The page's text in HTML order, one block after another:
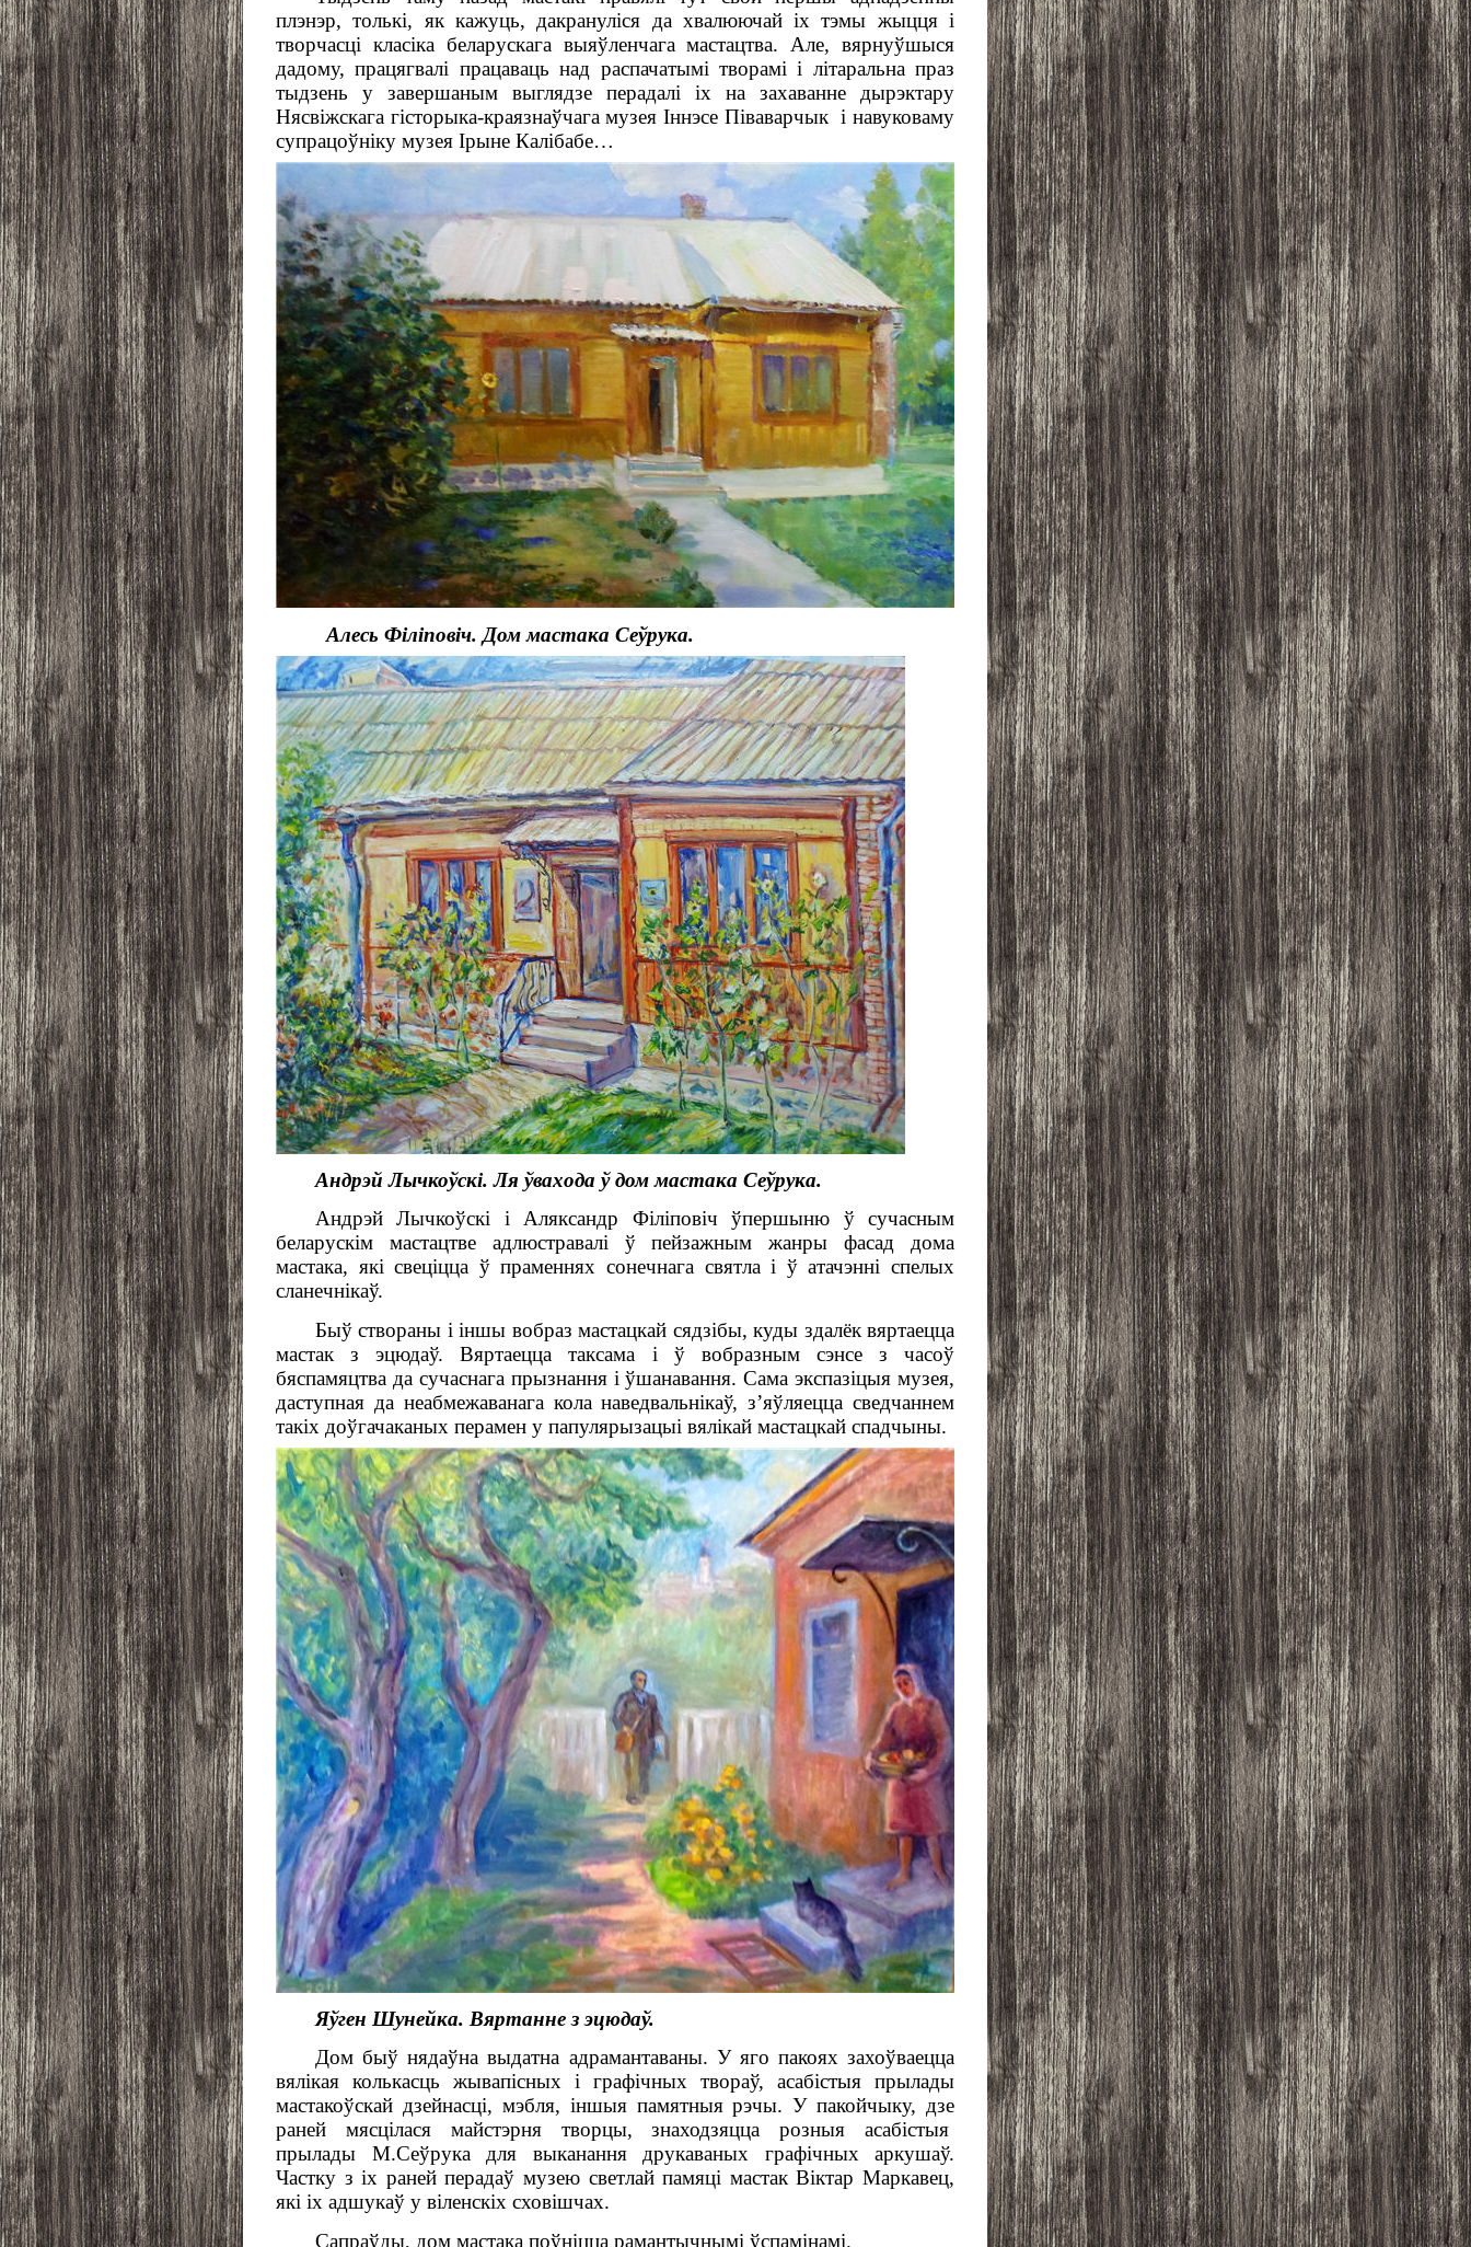
плэнэр, толькі, як кажуць, дакрануліся да хвалюючай іх тэмы жыцця і
творчасці класіка беларускага выяўленчага мастацтва. Але, вярнуўшыся
дадому, працягвалі працаваць над распачатымі творамі і літаральна праз
тыдзень у завершаным выглядзе перадалі іх на захаванне дырэктару
Нясвіжскага гісторыка-краязнаўчага музея Іннэсе Піваварчык і навуковаму
супрацоўніку музея Ірыне Калібабе…
Алесь Філіповіч. Дом мастака Сеўрука.
Андрэй Лычкоўскі. Ля ўвахода ў дом мастака Сеўрука.
Андрэй Лычкоўскі і Аляксандр Філіповіч ўпершыню ў сучасным
беларускім мастацтве адлюстравалі ў пейзажным жанры фасад дома
мастака, які свеціцца ў праменнях сонечнага святла і ў атачэнні спелых
сланечнікаў.
Быў створаны і іншы вобраз мастацкай сядзібы, куды здалёк вяртаецца
мастак з эцюдаў. Вяртаецца таксама і ў вобразным сэнсе з часоў
бяспамяцтва да сучаснага прызнання і ўшанавання. Сама экспазіцыя музея,
даступная да неабмежаванага кола наведвальнікаў, з’яўляецца сведчаннем
такіх доўгачаканых перамен у папулярызацыі вялікай мастацкай спадчыны.
Яўген Шунейка. Вяртанне з эцюдаў.
Дом быў нядаўна выдатна адрамантаваны. У яго пакоях захоўваецца
вялікая колькасць жывапісных і графічных твораў, асабістыя прылады
мастакоўскай дзейнасці, мэбля, іншыя памятныя рэчы. У пакойчыку, дзе
раней мясцілася майстэрня творцы, знаходзяцца розныя асабістыя
прылады М.Сеўрука для выканання друкаваных графічных аркушаў.
Частку з іх раней перадаў музею светлай памяці мастак Віктар Маркавец,
які іх адшукаў у віленскіх сховішчах.
Сапраўды, дом мастака поўніцца рамантычнымі ўспамінамі.